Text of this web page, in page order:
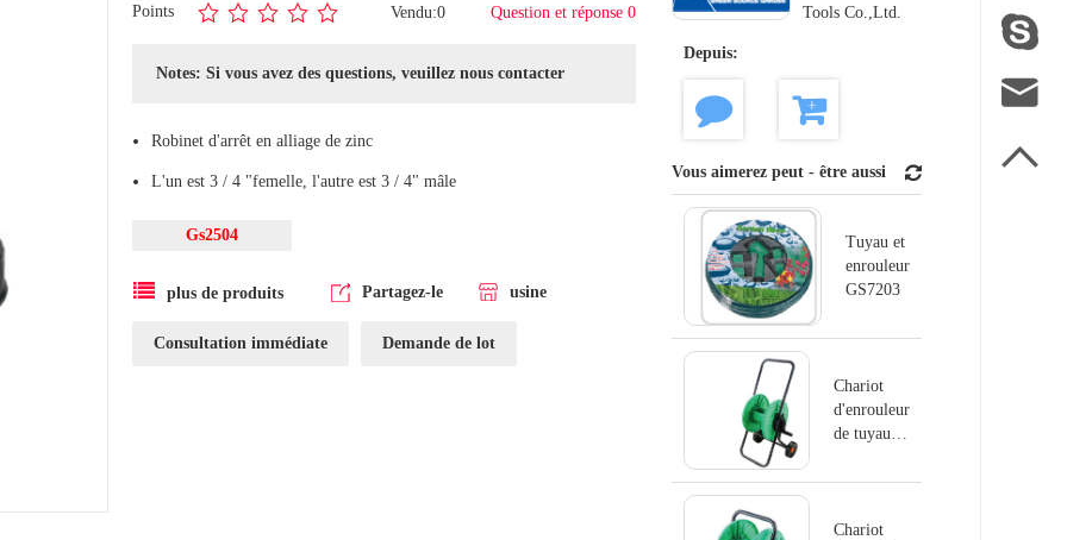



Points Vendu:0 Question et réponse 0
Notes: Si vous avez des questions, veuillez nous contacter
Robinet d'arrêt en alliage de zinc
L'un est 3 / 4 "femelle, l'autre est 3 / 4" mâle
Gs2504
plus de produits Partagez-le usine
Consultation immédiate Demande de lot
Tools Co.,Ltd.
Depuis:
Vous aimerez peut - être aussi
Tuyau et
enrouleur
GS7203
Chariot
d'enrouleur
de tuyau
Chariot